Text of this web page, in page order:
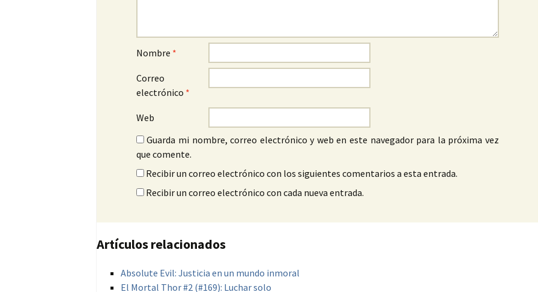
Nombre *
Correo
electrónico *
Web
Guarda mi nombre, correo electrónico y web en este navegador para la próxima vez
que comente.
Recibir un correo electrónico con los siguientes comentarios a esta entrada.
Recibir un correo electrónico con cada nueva entrada.
Artículos relacionados
Absolute Evil: Justicia en un mundo inmoral
El Mortal Thor #2 (#169): Luchar solo